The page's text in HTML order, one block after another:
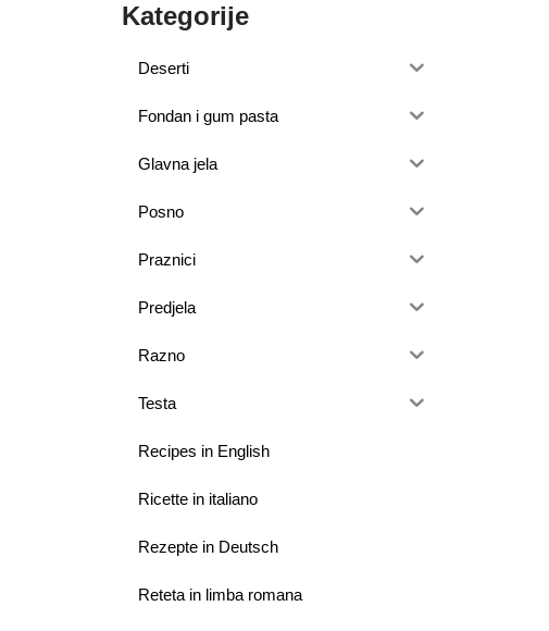
Kategorije
Deserti
Fondan i gum pasta
Glavna jela
Posno
Praznici
Predjela
Razno
Testa
Recipes in English
Ricette in italiano
Rezepte in Deutsch
Reteta in limba romana